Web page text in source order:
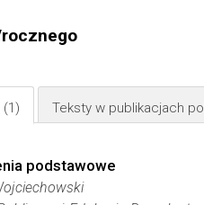
(1) Teksty w publikacjach
podstawowe